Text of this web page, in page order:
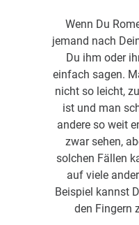
Wenn Du
jemand nach
Du ihm oder
einfach sagen.
nicht so leicht,
ist und man
andere so weit
zwar sehen,
solchen Fällen
auf viele
Beispiel kannst
den Fingern